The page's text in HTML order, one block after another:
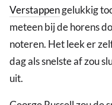
Verstappengelukkig
meteen bij de horens
noteren. Het leek er
dag als snelste af zou
uit.